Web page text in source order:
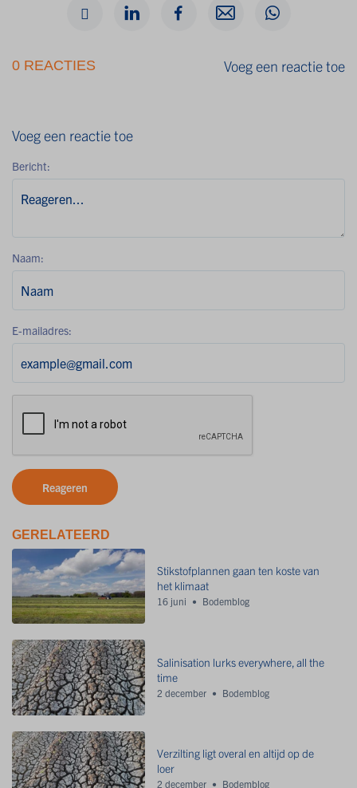
0 REACTIES Voeg een reactie toe
Voeg een reactie toe
Bericht:
Naam:
E-mailadres:
Reageren
GERELATEERD
Stikstofplannen gaan ten koste van
het klimaat
16 juni Bodemblog
Salinisation lurks everywhere, all the
time
2 december Bodemblog
Verzilting ligt overal en altijd op de
loer
2 december Bodemblog